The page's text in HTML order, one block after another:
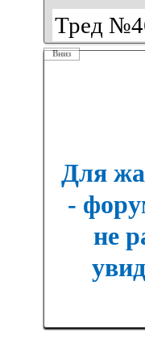
Тред
Вниз
Для
-
не